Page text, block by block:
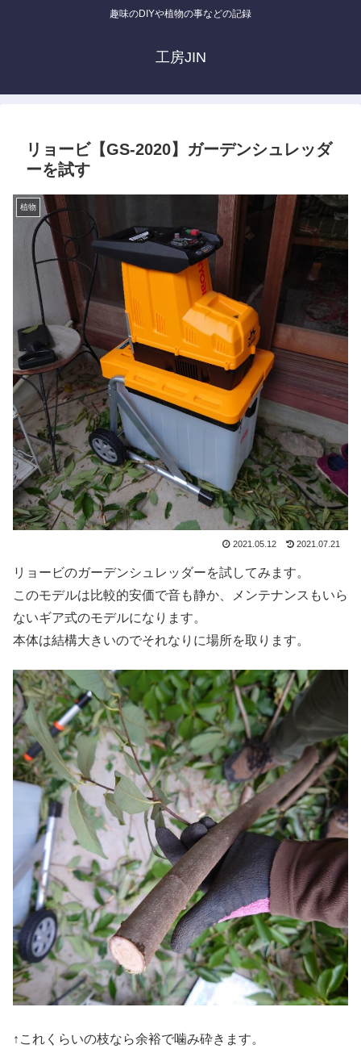
趣味のDIYや植物の事などの記録
工房JIN
リョービ【GS-2020】ガーデンシュレッダ
ーを試す
植物
2021.05.12 2021.07.21
リョービのガーデンシュレッダーを試してみます。
このモデルは比較的安価で音も静か、メンテナンスもいら
ないギア式のモデルになります。
本体は結構大きいのでそれなりに場所を取ります。
↑これくらいの枝なら余裕で噛み砕きます。